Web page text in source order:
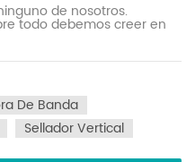
de nosotros.
todo debemos creer en
De Banda
Sellador Vertical